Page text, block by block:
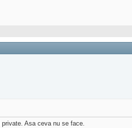
Asa ceva nu se face.